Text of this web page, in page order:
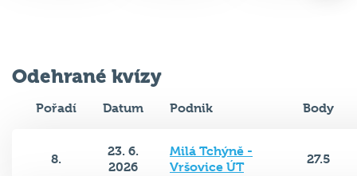
Odehrané kvízy
Pořadí Datum Podnik Body
8.
23. 6.
2026
Milá Tchýně -
Vršovice ÚT
27.5